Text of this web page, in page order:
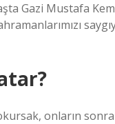
Gazi Mustafa
onların